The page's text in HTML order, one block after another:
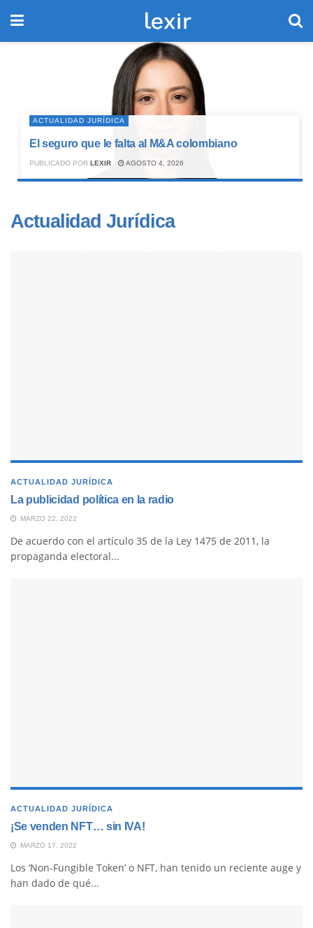
ACTUALIDAD JURÍDICA
El seguro que le falta al M&A colombiano
PUBLICADO POR LEXIR AGOSTO 4, 2026
Actualidad Jurídica
ACTUALIDAD JURÍDICA
La publicidad política en la radio
MARZO 22, 2022
De acuerdo con el artículo 35 de la Ley 1475 de 2011, la
propaganda electoral...
ACTUALIDAD JURÍDICA
¡Se venden NFT… sin IVA!
MARZO 17, 2022
Los ‘Non-Fungible Token’ o NFT, han tenido un reciente auge y
han dado de qué...